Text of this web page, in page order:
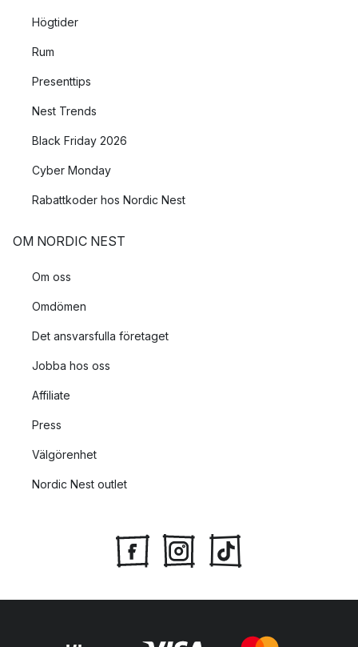
Högtider
Rum
Presenttips
Nest Trends
Black Friday 2026
Cyber Monday
Rabattkoder hos Nordic Nest
OM NORDIC NEST
Om oss
Omdömen
Det ansvarsfulla företaget
Jobba hos oss
Affiliate
Press
Välgörenhet
Nordic Nest outlet